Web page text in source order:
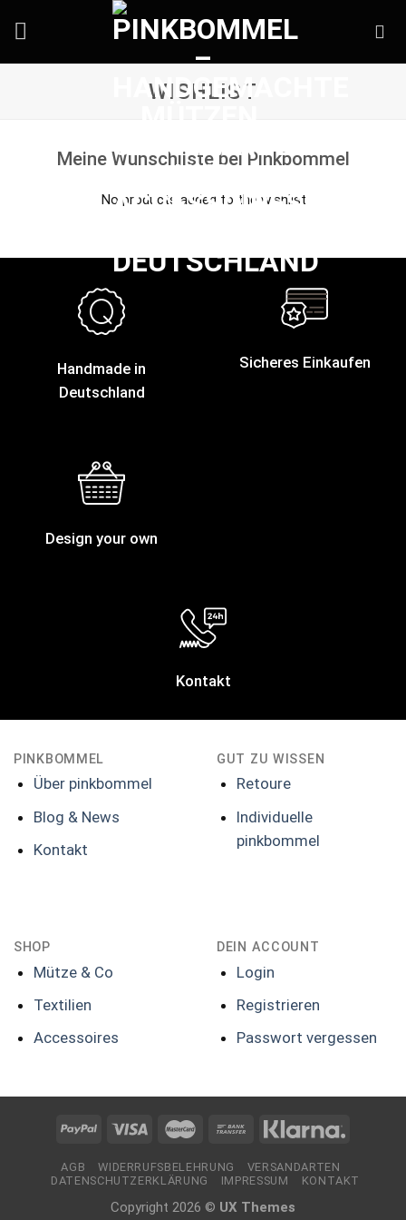
WISHLIST
Meine Wunschliste bei Pinkbommel
No products added to the wishlist
Handmade in
Deutschland
Sicheres Einkaufen
Design your own
Kontakt
PINKBOMMEL
Über pinkbommel
Blog & News
Kontakt
GUT ZU WISSEN
Retoure
Individuelle
pinkbommel
SHOP
Mütze & Co
Textilien
Accessoires
DEIN ACCOUNT
Login
Registrieren
Passwort vergessen
AGB WIDERRUFSBELEHRUNG
VERSANDARTEN
DATENSCHUTZERKLÄRUNG
IMPRESSUM KONTAKT
Copyright 2026 © UX Themes